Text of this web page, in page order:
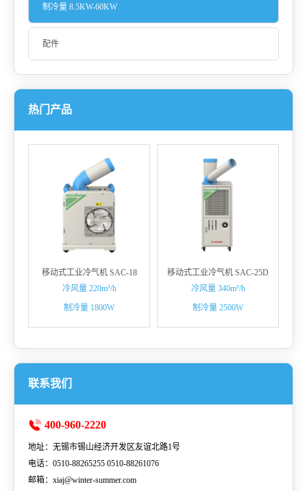
制冷量 8.5KW-60KW
配件
热门产品
移动式工业冷气机 SAC-18
冷风量 220m³/h
制冷量 1800W
移动式工业冷气机 SAC-25D
冷风量 340m³/h
制冷量 2500W
联系我们
400-960-2220
地址：无锡市锡山经济开发区友谊北路1号
电话：0510-88265255 0510-88261076
邮箱：xiaj@winter-summer.com